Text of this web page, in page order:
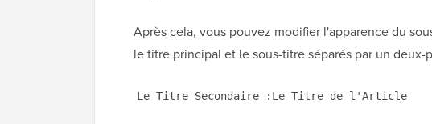
Après cela, vous pouvez modifier l'apparence du
le titre principal et le sous-titre séparés par un deux-
Le Titre Secondaire :Le Titre de l'Article